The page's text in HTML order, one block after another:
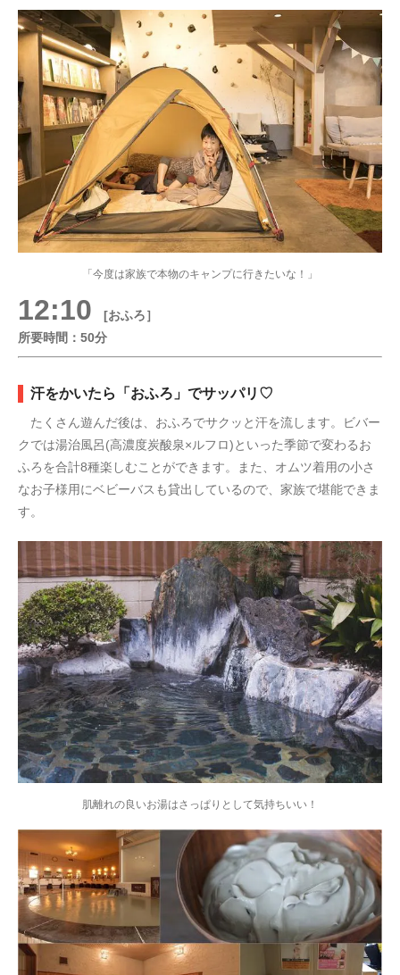
「今度は家族で本物のキャンプに行きたいな！」
12:10
[おふろ］
所要時間：50分
汗をかいたら「おふろ」でサッパリ♡
たくさん遊んだ後は、おふろでサクッと汗を流します。ビバー
クでは湯治風呂(高濃度炭酸泉×ルフロ)といった季節で変わるお
ふろを合計8種楽しむことができます。また、オムツ着用の小さ
なお子様用にベビーバスも貸出しているので、家族で堪能できま
す。
肌離れの良いお湯はさっぱりとして気持ちいい！